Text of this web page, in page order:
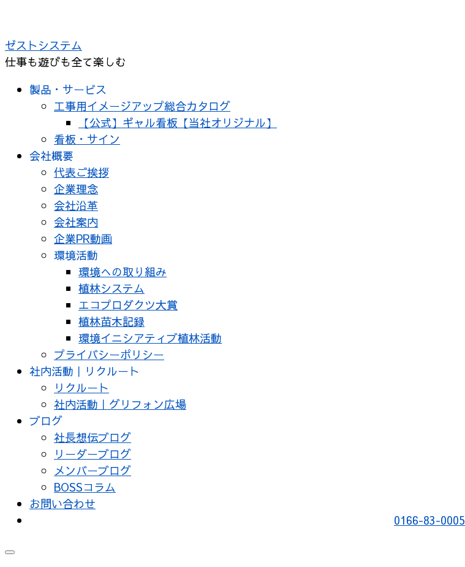
テ
ン
ゼストシステム
仕事も遊びも全て楽しむ
製品・サービス
工事用イメージアップ総合カタログ
【公式】ギャル看板【当社オリジナル】
看板・サイン
会社概要
代表ご挨拶
企業理念
会社沿革
会社案内
企業PR動画
環境活動
環境への取り組み
植林システム
エコプロダクツ大賞
植林苗木記録
環境イニシアティブ植林活動
プライバシーポリシー
社内活動｜リクルート
リクルート
社内活動｜グリフォン広場
ブログ
社長想伝ブログ
リーダーブログ
メンバーブログ
BOSSコラム
お問い合わせ
0166-83-0005
メ